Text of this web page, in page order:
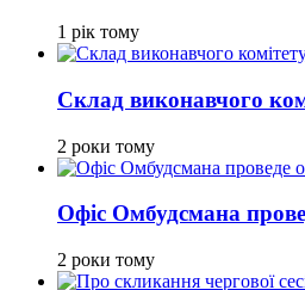
1 рік тому
Склад виконавчого
2 роки тому
Офіс Омбудсмана
2 роки тому